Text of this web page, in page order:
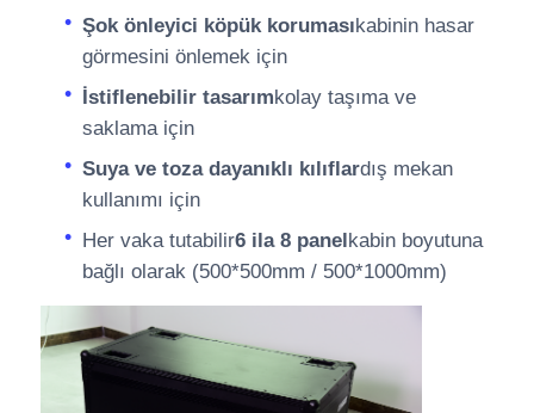
Şok önleyici köpük korumasıkabinin hasar
görmesini önlemek için
İstiflenebilir tasarımkolay taşıma ve
saklama için
Suya ve toza dayanıklı kılıflardış mekan
kullanımı için
Her vaka tutabilir6 ila 8 panelkabin boyutuna
bağlı olarak (500*500mm / 500*1000mm)